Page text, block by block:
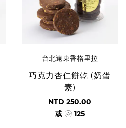
台北遠東香格里拉
巧克力杏仁餅乾 (奶蛋
素)
NTD 250.00
或
125